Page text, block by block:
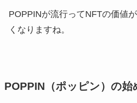
POPPINが流行ってNFTの価値
くなりますね。
POPPIN（ポッピン）の始